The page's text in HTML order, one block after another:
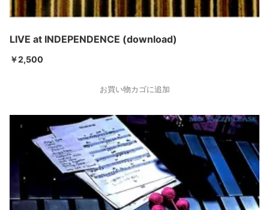
LIVE at INDEPENDENCE (download)
￥2,500
お買い物カゴに追加